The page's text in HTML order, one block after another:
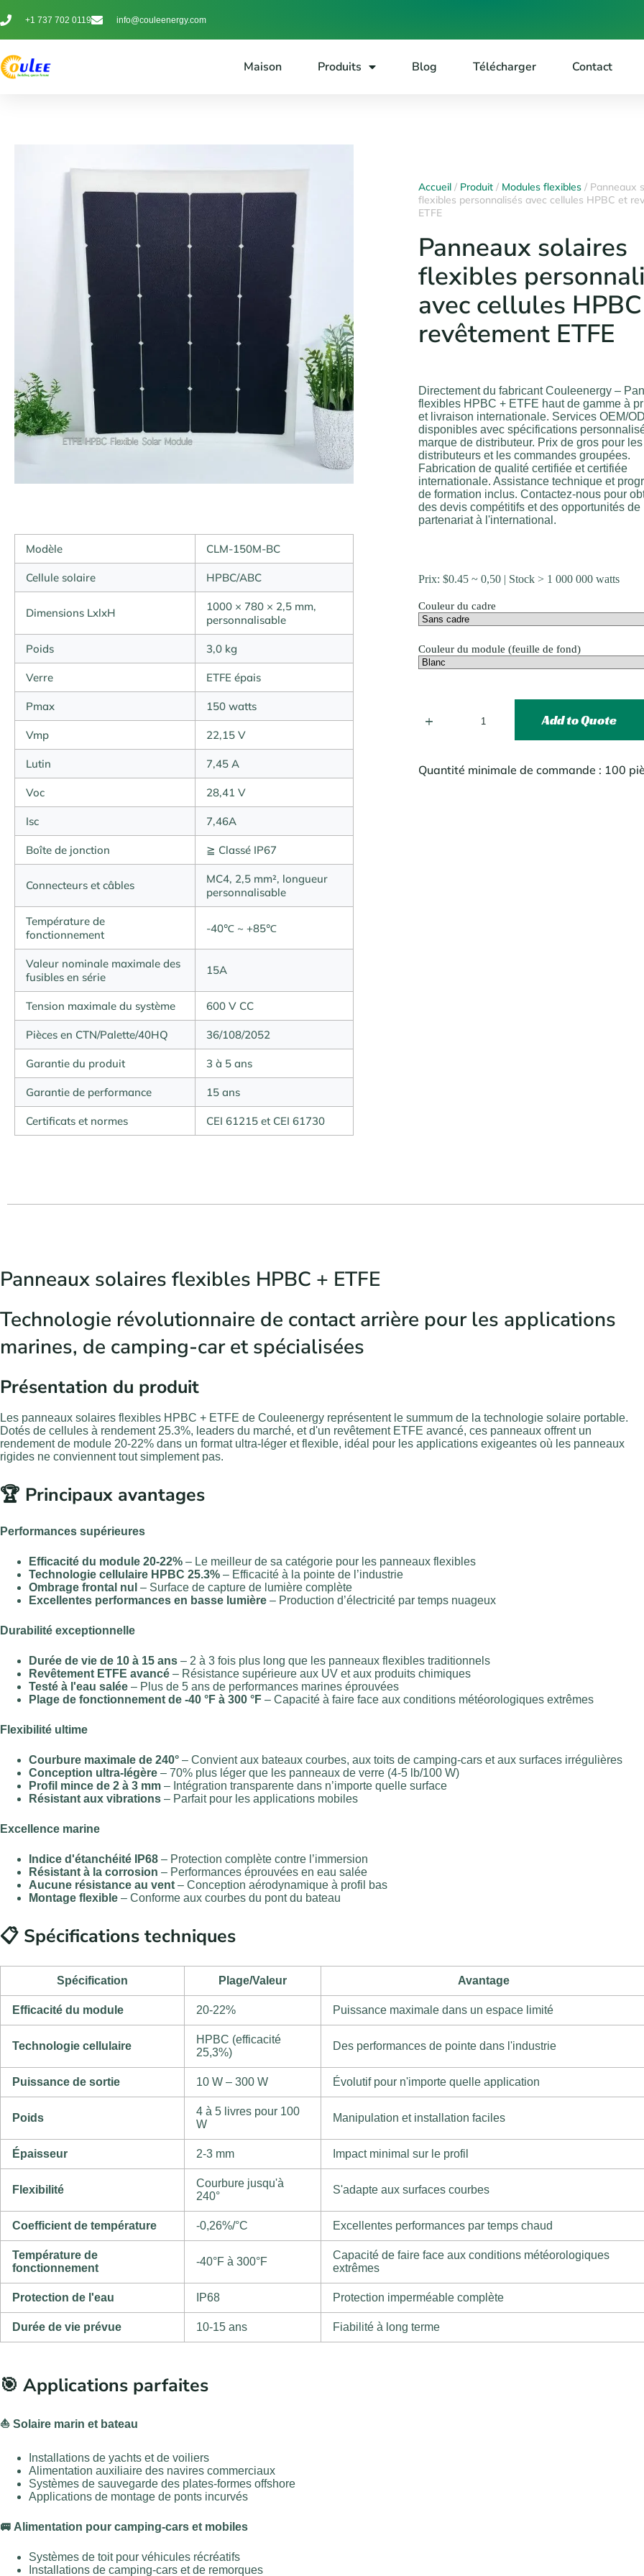
+1 737 702 0119 info@couleenergy.com
Maison Produits Blog Télécharger Contact
Modèle CLM-150M-BC
Cellule solaire HPBC/ABC
Dimensions LxlxH
1000 × 780 × 2,5 mm,
personnalisable
Poids 3,0 kg
Verre ETFE épais
Pmax 150 watts
Vmp 22,15 V
Lutin 7,45 A
Voc 28,41 V
Isc 7,46A
Boîte de jonction ≧ Classé IP67
Connecteurs et câbles
MC4, 2,5 mm², longueur
personnalisable
Température de
fonctionnement
-40℃ ~ +85℃
Valeur nominale maximale des
fusibles en série
15A
Tension maximale du système 600 V CC
Pièces en CTN/Palette/40HQ 36/108/2052
Garantie du produit 3 à 5 ans
Garantie de performance 15 ans
Certificats et normes CEI 61215 et CEI 61730
Accueil / Produit / Modules flexibles / Panneaux
flexibles personnalisés avec cellules HPBC et
ETFE
Panneaux solaires
flexibles
avec cellules
revêtement ETFE
Directement du fabricant Couleenergy –
flexibles HPBC + ETFE haut de gamme à
et livraison internationale. Services OEM/
disponibles avec spécifications
marque de distributeur. Prix de gros pour les
distributeurs et les commandes groupées.
Fabrication de qualité certifiée et certifiée
internationale. Assistance technique et
de formation inclus. Contactez-nous pour
des devis compétitifs et des opportunités de
partenariat à l'international.
Prix: $0.45 ~ 0,50 | Stock > 1 000 000 watts
Couleur du cadre
Couleur du module (feuille de fond)
Add to Quote
Quantité minimale de commande : 100
Panneaux solaires flexibles HPBC + ETFE
Technologie révolutionnaire de contact arrière pour les applications
marines, de camping-car et spécialisées
Présentation du produit
Les panneaux solaires flexibles HPBC + ETFE de Couleenergy représentent le summum de la technologie solaire portable.
Dotés de cellules à rendement 25.3%, leaders du marché, et d'un revêtement ETFE avancé, ces panneaux offrent un
rendement de module 20-22% dans un format ultra-léger et flexible, idéal pour les applications exigeantes où les panneaux
rigides ne conviennent tout simplement pas.
🏆 Principaux avantages
Performances supérieures
Efficacité du module 20-22% – Le meilleur de sa catégorie pour les panneaux flexibles
Technologie cellulaire HPBC 25.3% – Efficacité à la pointe de l’industrie
Ombrage frontal nul – Surface de capture de lumière complète
Excellentes performances en basse lumière – Production d’électricité par temps nuageux
Durabilité exceptionnelle
Durée de vie de 10 à 15 ans – 2 à 3 fois plus long que les panneaux flexibles traditionnels
Revêtement ETFE avancé – Résistance supérieure aux UV et aux produits chimiques
Testé à l'eau salée – Plus de 5 ans de performances marines éprouvées
Plage de fonctionnement de -40 °F à 300 °F – Capacité à faire face aux conditions météorologiques extrêmes
Flexibilité ultime
Courbure maximale de 240° – Convient aux bateaux courbes, aux toits de camping-cars et aux surfaces irrégulières
Conception ultra-légère – 70% plus léger que les panneaux de verre (4-5 lb/100 W)
Profil mince de 2 à 3 mm – Intégration transparente dans n’importe quelle surface
Résistant aux vibrations – Parfait pour les applications mobiles
Excellence marine
Indice d'étanchéité IP68 – Protection complète contre l’immersion
Résistant à la corrosion – Performances éprouvées en eau salée
Aucune résistance au vent – Conception aérodynamique à profil bas
Montage flexible – Conforme aux courbes du pont du bateau
📋 Spécifications techniques
Spécification Plage/Valeur Avantage
Efficacité du module 20-22% Puissance maximale dans un espace limité
Technologie cellulaire
HPBC (efficacité
25,3%)
Des performances de pointe dans l'industrie
Puissance de sortie 10 W – 300 W Évolutif pour n'importe quelle application
Poids
4 à 5 livres pour 100
W
Manipulation et installation faciles
Épaisseur 2-3 mm Impact minimal sur le profil
Flexibilité
Courbure jusqu'à
240°
S'adapte aux surfaces courbes
Coefficient de température -0,26%/°C Excellentes performances par temps chaud
Température de
fonctionnement
-40°F à 300°F
Capacité de faire face aux conditions météorologiques
extrêmes
Protection de l'eau IP68 Protection imperméable complète
Durée de vie prévue 10-15 ans Fiabilité à long terme
🎯 Applications parfaites
⛵ Solaire marin et bateau
Installations de yachts et de voiliers
Alimentation auxiliaire des navires commerciaux
Systèmes de sauvegarde des plates-formes offshore
Applications de montage de ponts incurvés
🚐 Alimentation pour camping-cars et mobiles
Systèmes de toit pour véhicules récréatifs
Installations de camping-cars et de remorques